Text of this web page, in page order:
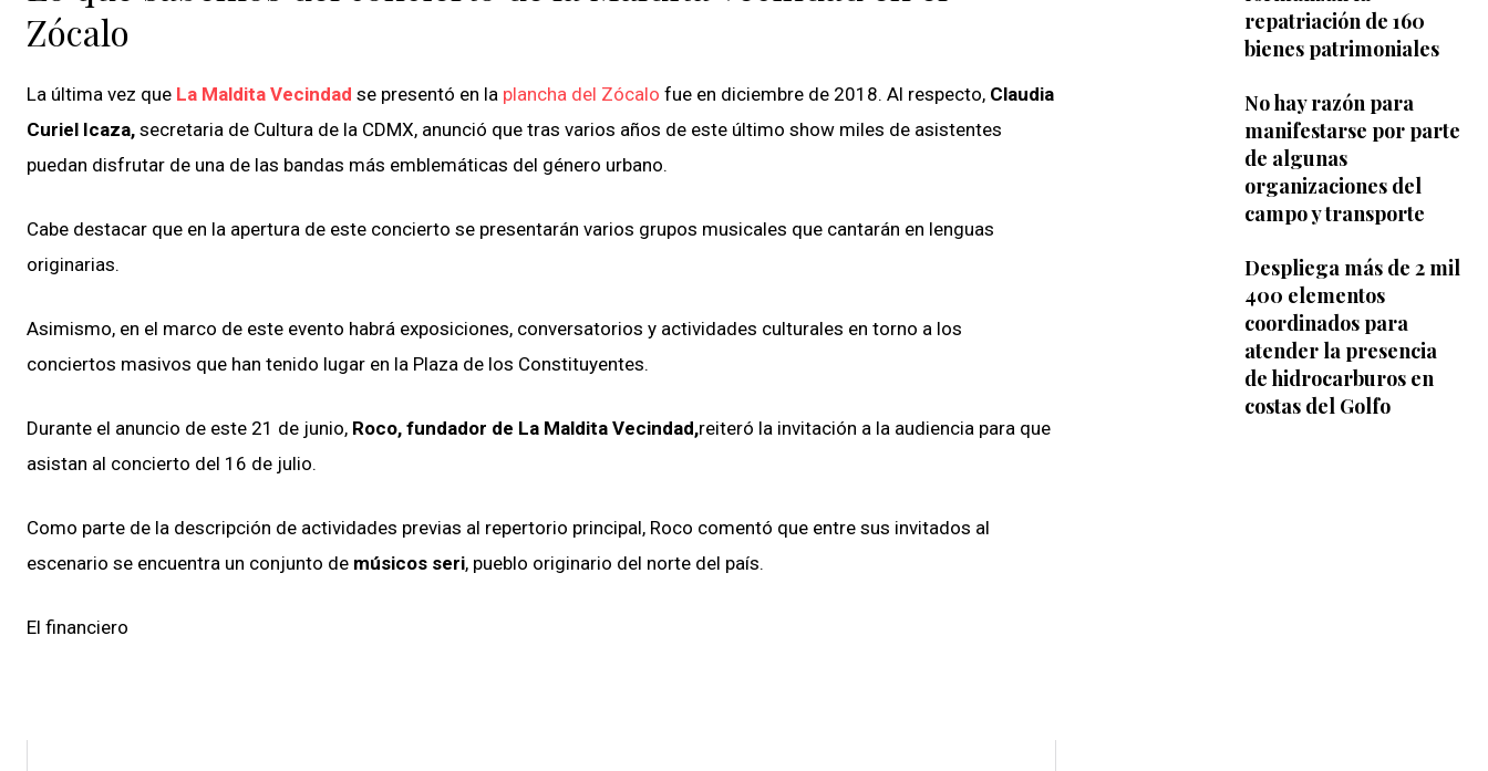
Zócalo
La última vez que La Maldita Vecindad se presentó en la plancha del Zócalo fue en diciembre de 2018. Al respecto, Claudia
Curiel Icaza, secretaria de Cultura de la CDMX, anunció que tras varios años de este último show miles de asistentes
puedan disfrutar de una de las bandas más emblemáticas del género urbano.
Cabe destacar que en la apertura de este concierto se presentarán varios grupos musicales que cantarán en lenguas
originarias.
Asimismo, en el marco de este evento habrá exposiciones, conversatorios y actividades culturales en torno a los
conciertos masivos que han tenido lugar en la Plaza de los Constituyentes.
Durante el anuncio de este 21 de junio, Roco, fundador de La Maldita Vecindad,reiteró la invitación a la audiencia para que
asistan al concierto del 16 de julio.
Como parte de la descripción de actividades previas al repertorio principal, Roco comentó que entre sus invitados al
escenario se encuentra un conjunto de músicos seri, pueblo originario del norte del país.
El financiero
repatriación de 160
bienes patrimoniales
No hay razón para
manifestarse por parte
de algunas
organizaciones del
campo y transporte
Despliega más de 2 mil
400 elementos
coordinados para
atender la presencia
de hidrocarburos en
costas del Golfo